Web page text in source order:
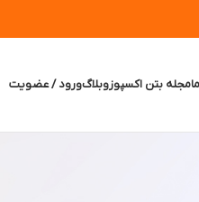
مجله بتن اکسپوزوبلاگورود / عضویت